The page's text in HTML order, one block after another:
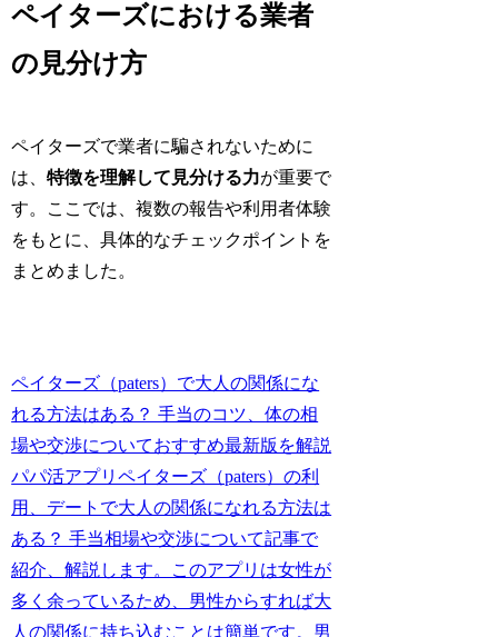
ペイターズにおける業者
の見分け方
ペイターズで業者に騙されないために
は、特徴を理解して見分ける力が重要で
す。ここでは、複数の報告や利用者体験
をもとに、具体的なチェックポイントを
まとめました。
ペイターズ（paters）で大人の関係にな
れる方法はある？ 手当のコツ、体の相
場や交渉についておすすめ最新版を解説
パパ活アプリペイターズ（paters）の利
用、デートで大人の関係になれる方法は
ある？ 手当相場や交渉について記事で
紹介、解説します。このアプリは女性が
多く余っているため、男性からすれば大
人の関係に持ち込むことは簡単です。男